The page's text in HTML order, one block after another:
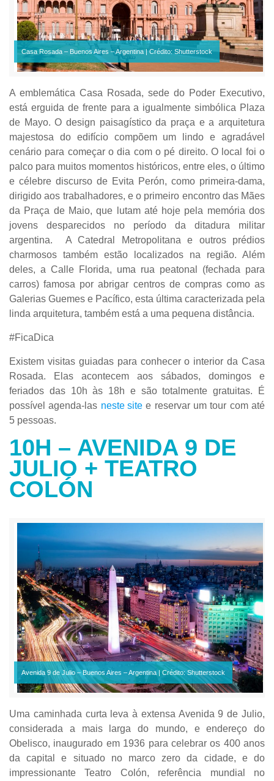
Casa Rosada – Buenos Aires – Argentina | Crédito: Shutterstock
A emblemática Casa Rosada, sede do Poder Executivo,
está erguida de frente para a igualmente simbólica Plaza
de Mayo. O design paisagístico da praça e a arquitetura
majestosa do edifício compõem um lindo e agradável
cenário para começar o dia com o pé direito. O local foi o
palco para muitos momentos históricos, entre eles, o último
e célebre discurso de Evita Perón, como primeira-dama,
dirigido aos trabalhadores, e o primeiro encontro das Mães
da Praça de Maio, que lutam até hoje pela memória dos
jovens desparecidos no período da ditadura militar
argentina. A Catedral Metropolitana e outros prédios
charmosos também estão localizados na região. Além
deles, a Calle Florida, uma rua peatonal (fechada para
carros) famosa por abrigar centros de compras como as
Galerias Guemes e Pacífico, esta última caracterizada pela
linda arquitetura, também está a uma pequena distância.
#FicaDica
Existem visitas guiadas para conhecer o interior da Casa
Rosada. Elas acontecem aos sábados, domingos e
feriados das 10h às 18h e são totalmente gratuitas. É
possível agenda-las neste sitee reservar um tour com até
5 pessoas.
10H – AVENIDA 9 DE
JULIO + TEATRO
COLÓN
Avenida 9 de Julio – Buenos Aires – Argentina | Crédito: Shutterstock
Uma caminhada curta leva à extensa Avenida 9 de Julio,
considerada a mais larga do mundo, e endereço do
Obelisco, inaugurado em 1936 para celebrar os 400 anos
da capital e situado no marco zero da cidade, e do
impressionante Teatro Colón, referência mundial no